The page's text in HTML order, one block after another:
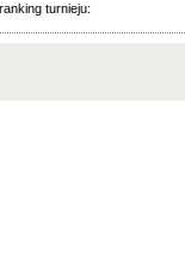
turnieju: